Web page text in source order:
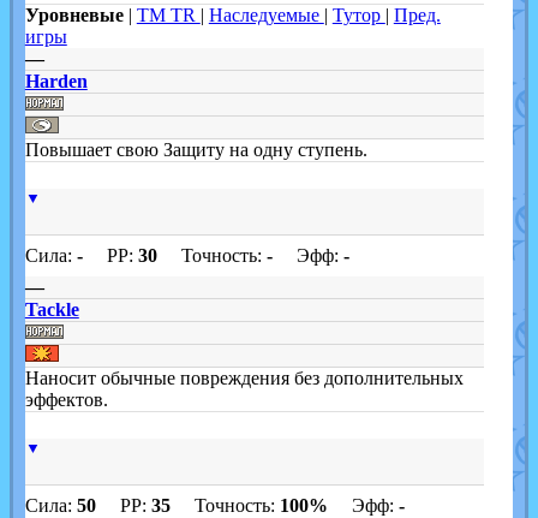
Уровневые | TM TR | Наследуемые | Тутор | Пред.
игры
—
Harden
Повышает свою Защиту на одну ступень.
▼
Сила: -PP: 30Точность: -Эфф: -
—
Tackle
Наносит обычные повреждения без дополнительных
эффектов.
▼
Сила: 50PP: 35Точность: 100% Эфф: -